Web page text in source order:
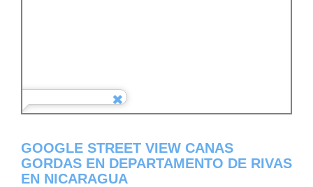
GOOGLE STREET VIEW CANAS
GORDAS EN DEPARTAMENTO DE RIVAS
EN NICARAGUA